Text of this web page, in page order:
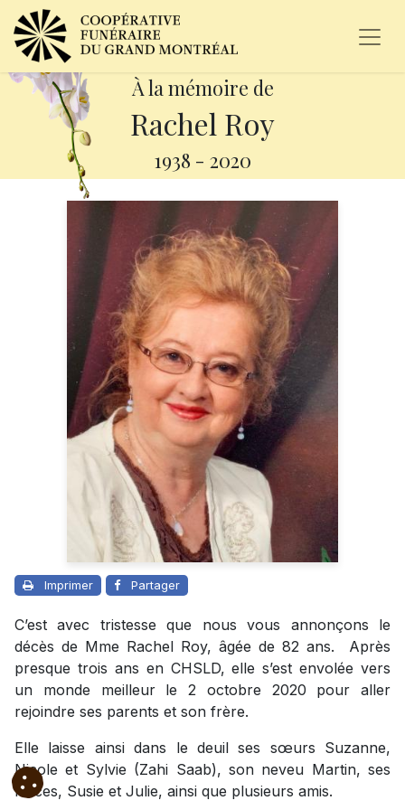
À la mémoire de
Rachel Roy
1938 - 2020
Imprimer Partager
C’est avec tristesse que nous vous annonçons le
décès de Mme Rachel Roy, âgée de 82 ans. Après
presque trois ans en CHSLD, elle s’est envolée vers
un monde meilleur le 2 octobre 2020 pour aller
rejoindre ses parents et son frère.
Elle laisse ainsi dans le deuil ses sœurs Suzanne,
Nicole et Sylvie (Zahi Saab), son neveu Martin, ses
nièces, Susie et Julie, ainsi que plusieurs amis.